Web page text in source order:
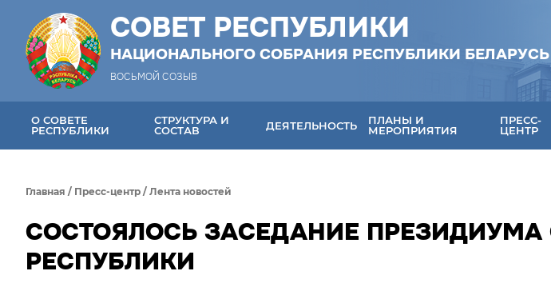
СОВЕТ РЕСПУБЛИКИ
НАЦИОНАЛЬНОГО СОБРАНИЯ РЕСПУБЛИКИ БЕЛАРУСЬ
ВОСЬМОЙ СОЗЫВ
О СОВЕТЕ
РЕСПУБЛИКИ
СТРУКТУРА И
СОСТАВ
ДЕЯТЕЛЬНОСТЬ
ПЛАНЫ И
МЕРОПРИЯТИЯ
ПРЕСС-
ЦЕНТР
Главная / Пресс-центр / Лента новостей
СОСТОЯЛОСЬ ЗАСЕДАНИЕ ПРЕЗИДИУМА
РЕСПУБЛИКИ